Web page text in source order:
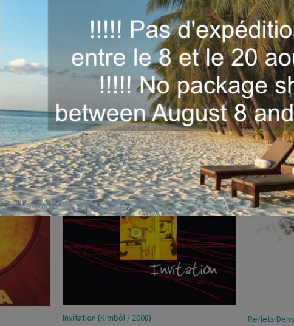
Invitation (Kimbòl / 2008) Reflets